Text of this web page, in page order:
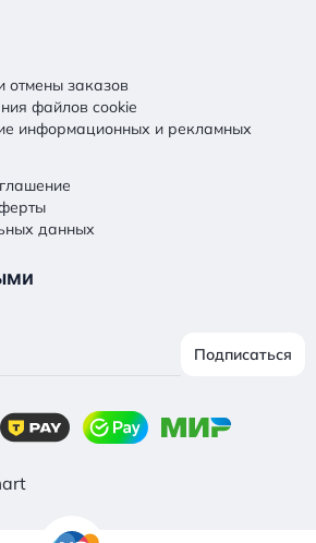
отмены заказов
файлов cookie
информационных и рекламных
данных
Подписаться